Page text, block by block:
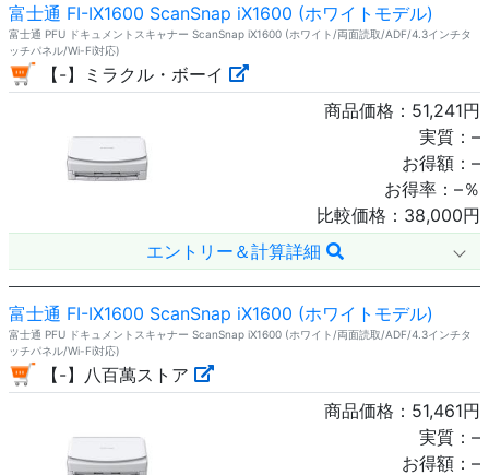
富士通 FI-IX1600 ScanSnap iX1600 (ホワイトモデル)
富士通 PFU ドキュメントスキャナー ScanSnap iX1600 (ホワイト/両面読取/ADF/4.3インチタ
ッチパネル/Wi-Fi対応)
【-】ミラクル・ボーイ
商品価格： 51,241円
実質： –
お得額： –
お得率： –％
比較価格： 38,000円
エントリー＆計算詳細
富士通 FI-IX1600 ScanSnap iX1600 (ホワイトモデル)
富士通 PFU ドキュメントスキャナー ScanSnap iX1600 (ホワイト/両面読取/ADF/4.3インチタ
ッチパネル/Wi-Fi対応)
【-】八百萬ストア
商品価格： 51,461円
実質： –
お得額： –